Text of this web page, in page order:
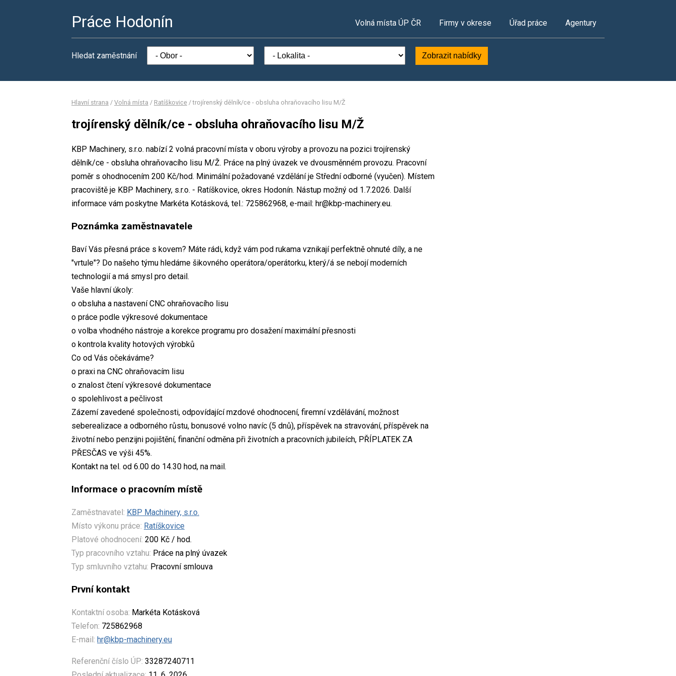
Práce Hodonín Volná místa ÚP ČR Firmy v okrese Úřad práce Agentury
Hledat zaměstnání Zobrazit nabídky
Hlavní strana / Volná místa / Ratíškovice /trojírenský dělník/ce - obsluha ohraňovacího lisu M/Ž
trojírenský dělník/ce - obsluha ohraňovacího lisu M/Ž
KBP Machinery, s.r.o. nabízí 2 volná pracovní místa v oboru výroby a provozu na pozici trojírenský
dělník/ce - obsluha ohraňovacího lisu M/Ž. Práce na plný úvazek ve dvousměnném provozu. Pracovní
poměr s ohodnocením 200 Kč/hod. Minimální požadované vzdělání je Střední odborné (vyučen). Místem
pracoviště je KBP Machinery, s.r.o. - Ratíškovice, okres Hodonín. Nástup možný od 1.7.2026. Další
informace vám poskytne Markéta Kotásková, tel.: 725862968, e-mail: hr@kbp-machinery.eu.
Poznámka zaměstnavatele
Baví Vás přesná práce s kovem? Máte rádi, když vám pod rukama vznikají perfektně ohnuté díly, a ne
"vrtule"? Do našeho týmu hledáme šikovného operátora/operátorku, který/á se nebojí moderních
technologií a má smysl pro detail.
Vaše hlavní úkoly:
o obsluha a nastavení CNC ohraňovacího lisu
o práce podle výkresové dokumentace
o volba vhodného nástroje a korekce programu pro dosažení maximální přesnosti
o kontrola kvality hotových výrobků
Co od Vás očekáváme?
o praxi na CNC ohraňovacím lisu
o znalost čtení výkresové dokumentace
o spolehlivost a pečlivost
Zázemí zavedené společnosti, odpovídající mzdové ohodnocení, firemní vzdělávání, možnost
seberealizace a odborného růstu, bonusové volno navíc (5 dnů), příspěvek na stravování, příspěvek na
životní nebo penzijni pojištění, finanční odměna při životních a pracovních jubileích, PŘÍPLATEK ZA
PŘESČAS ve výši 45%.
Kontakt na tel. od 6.00 do 14.30 hod, na mail.
Informace o pracovním místě
Zaměstnavatel: KBP Machinery, s.r.o.
Místo výkonu práce: Ratíškovice
Platové ohodnocení: 200 Kč / hod.
Typ pracovního vztahu: Práce na plný úvazek
Typ smluvního vztahu: Pracovní smlouva
První kontakt
Kontaktní osoba: Markéta Kotásková
Telefon: 725862968
E-mail: hr@kbp-machinery.eu
Referenční číslo ÚP: 33287240711